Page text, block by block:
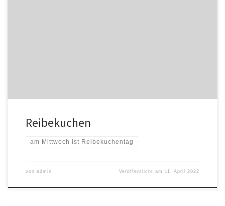
Reibekuchen
am Mittwoch ist Reibekuchentag
von admin Veröffentlicht am 11. April 2022